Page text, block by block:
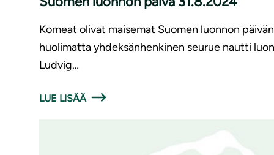
Komeat olivat maisemat Suomen luonnon
huolimatta yhdeksänhenkinen seurue nautti
Ludvig…
LUE LISÄÄ